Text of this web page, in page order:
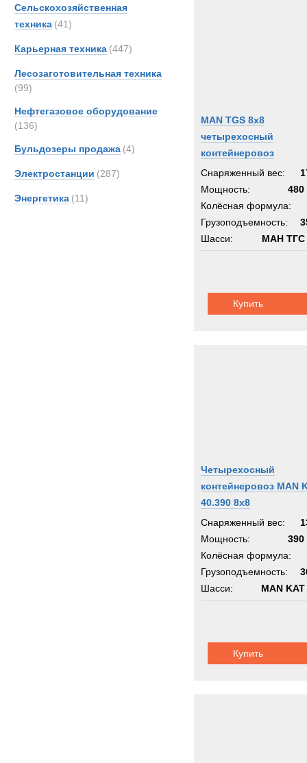
Сельскохозяйственная
техника (41)
Карьерная техника (447)
Лесозаготовительная техника
(99)
Нефтегазовое оборудование
(136)
Бульдозеры продажа (4)
Электростанции (287)
Энергетика (11)
MAN TGS 8x8
четырехосный
контейнеровоз
Снаряженный вес:
Мощность:
480
Колёсная формула:
Грузоподъемность:
Шасси:
МАН ТГС
Купить
Четырехосный
контейнеровоз MAN
40.390 8x8
Снаряженный вес:
Мощность:
390
Колёсная формула:
Грузоподъемность:
Шасси:
MAN
Купить